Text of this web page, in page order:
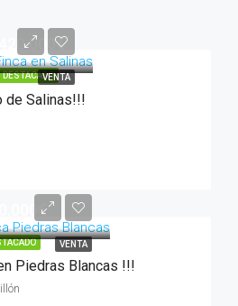
DESTACADOVENTA
420.000€
de Salinas!!!
VENTA
Piedras Blancas !!!